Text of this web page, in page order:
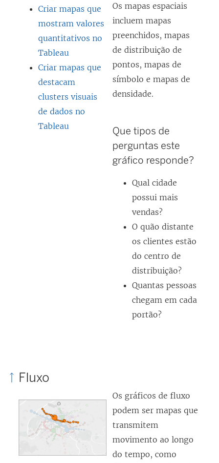
Criar mapas que
mostram valores
quantitativos no
Tableau
Criar mapas que
destacam
clusters visuais
de dados no
Tableau
Os mapas espaciais
incluem mapas
preenchidos, mapas
de distribuição de
pontos, mapas de
símbolo e mapas de
densidade.
Que tipos de
perguntas este
gráfico responde?
Qual cidade
possui mais
vendas?
O quão distante
os clientes estão
do centro de
distribuição?
Quantas pessoas
chegam em cada
portão?
Fluxo
Os gráficos de fluxo
podem ser mapas que
transmitem
movimento ao longo
do tempo, como